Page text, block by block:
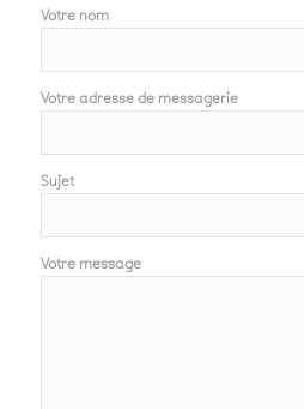
Votre nom
Votre adresse de messagerie
Sujet
Votre message